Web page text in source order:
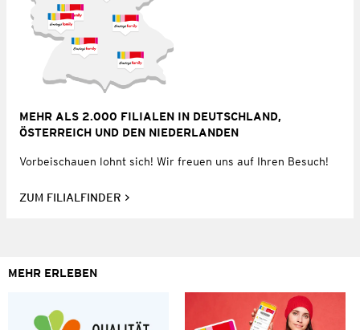
MEHR ALS 2.000 FILIALEN IN DEUTSCHLAND,
ÖSTERREICH UND DEN NIEDERLANDEN
Vorbeischauen lohnt sich! Wir freuen uns auf Ihren Besuch!
ZUM FILIALFINDER
MEHR ERLEBEN